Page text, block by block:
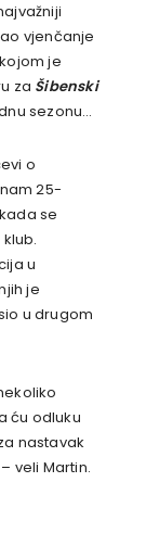
vjenčanje
je
za Šibenski
sezonu…
o
25-
se
u
je
u drugom
ću odluku
nastavak
veli Martin.